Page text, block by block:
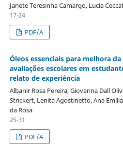
Janete Teresinha Camargo, Lucia
17-24
PDF/A
Óleos essenciais para melhora
avaliações escolares em
relato de experiência
Albanir Rosa Pereira, Giovanna Dall
Strickert, Lenita Agostinetto, Ana
da Rosa
25-31
PDF/A